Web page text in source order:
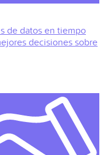
de datos en tiempo
decisiones sobre